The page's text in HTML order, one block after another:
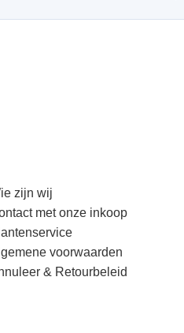
zijn wij
met onze inkoop
voorwaarden
& Retourbeleid